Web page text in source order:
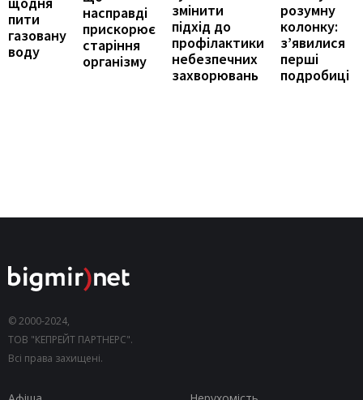
пити
газовану
воду
насправді
прискорює
старіння
організму
змінити
підхід до
профілактики
небезпечних
захворювань
розумну
колонку:
з’явилися
перші
подробиці
© 2000-2024,
ТОВ "КЕПРЕЙТ ПАРТНЕРС".
Всі права захищені.